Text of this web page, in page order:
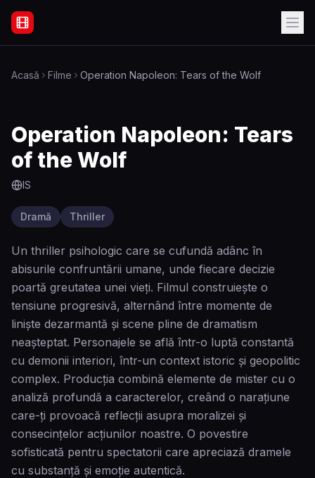
Filme Online Subtitrate - Acasă
Acasă Filme Operation Napoleon: Tears of the Wolf
Operation Napoleon: Tears
of the Wolf
IS
Dramă Thriller
Un thriller psihologic care se cufundă adânc în
abisurile confruntării umane, unde fiecare decizie
poartă greutatea unei vieți. Filmul construiește o
tensiune progresivă, alternând între momente de
liniște dezarmantă și scene pline de dramatism
neașteptat. Personajele se află într-o luptă constantă
cu demonii interiori, într-un context istoric și geopolitic
complex. Producția combină elemente de mister cu o
analiză profundă a caracterelor, creând o narațiune
care-ți provoacă reflecții asupra moralizei și
consecințelor acțiunilor noastre. O povestire
sofisticată pentru spectatorii care apreciază dramele
cu substanță și emoție autentică.